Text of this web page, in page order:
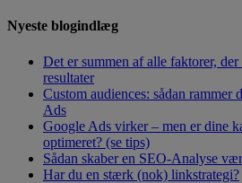
Nyeste blogindlæg
Det er summen af alle faktorer,
resultater
Custom audiences: sådan rammer
Ads
Google Ads virker – men er dine
optimeret? (se tips)
Sådan skaber en SEO-Analyse
Har du en stærk (nok) linkstrategi?